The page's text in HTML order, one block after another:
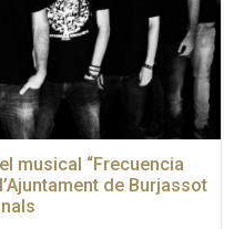
musical “Frecuencia
de Burjassot